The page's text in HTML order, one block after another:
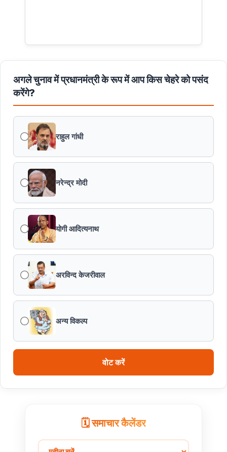
अगले चुनाव में प्रधानमंत्री के रूप में आप किस चेहरे को पसंद
करेंगे?
राहुल गांधी
नरेन्द्र मोदी
योगी आदित्यनाथ
अरविन्द केजरीवाल
अन्य विकल्प
वोट करें
🗓️ समाचार कैलेंडर